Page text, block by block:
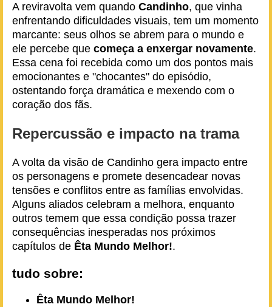
A reviravolta vem quando Candinho, que vinha
enfrentando dificuldades visuais, tem um momento
marcante: seus olhos se abrem para o mundo e
ele percebe que começa a enxergar novamente.
Essa cena foi recebida como um dos pontos mais
emocionantes e "chocantes" do episódio,
ostentando força dramática e mexendo com o
coração dos fãs.
Repercussão e impacto na trama
A volta da visão de Candinho gera impacto entre
os personagens e promete desencadear novas
tensões e conflitos entre as famílias envolvidas.
Alguns aliados celebram a melhora, enquanto
outros temem que essa condição possa trazer
consequências inesperadas nos próximos
capítulos de Êta Mundo Melhor!.
tudo sobre:
Êta Mundo Melhor!